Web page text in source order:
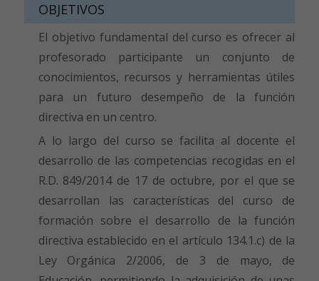
OBJETIVOS
El objetivo fundamental del curso es ofrecer al
profesorado participante un conjunto de
conocimientos, recursos y herramientas útiles
para un futuro desempeño de la función
directiva en un centro.
A lo largo del curso se facilita al docente el
desarrollo de las competencias recogidas en el
R.D. 849/2014 de 17 de octubre, por el que se
desarrollan las características del curso de
formación sobre el desarrollo de la función
directiva establecido en el artículo 134.1.c) de la
Ley Orgánica 2/2006, de 3 de mayo, de